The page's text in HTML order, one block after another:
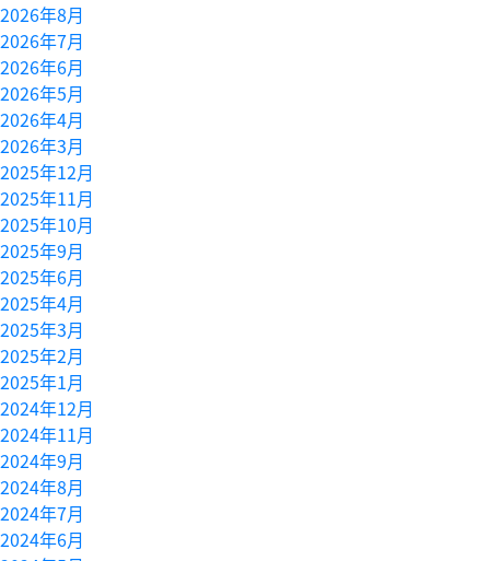
2026年8月
2026年7月
2026年6月
2026年5月
2026年4月
2026年3月
2025年12月
2025年11月
2025年10月
2025年9月
2025年6月
2025年4月
2025年3月
2025年2月
2025年1月
2024年12月
2024年11月
2024年9月
2024年8月
2024年7月
2024年6月